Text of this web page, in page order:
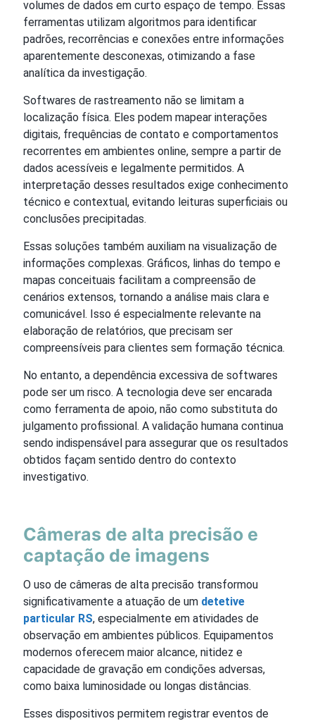
volumes de dados em curto espaço de tempo. Essas
ferramentas utilizam algoritmos para identificar
padrões, recorrências e conexões entre informações
aparentemente desconexas, otimizando a fase
analítica da investigação.
Softwares de rastreamento não se limitam a
localização física. Eles podem mapear interações
digitais, frequências de contato e comportamentos
recorrentes em ambientes online, sempre a partir de
dados acessíveis e legalmente permitidos. A
interpretação desses resultados exige conhecimento
técnico e contextual, evitando leituras superficiais ou
conclusões precipitadas.
Essas soluções também auxiliam na visualização de
informações complexas. Gráficos, linhas do tempo e
mapas conceituais facilitam a compreensão de
cenários extensos, tornando a análise mais clara e
comunicável. Isso é especialmente relevante na
elaboração de relatórios, que precisam ser
compreensíveis para clientes sem formação técnica.
No entanto, a dependência excessiva de softwares
pode ser um risco. A tecnologia deve ser encarada
como ferramenta de apoio, não como substituta do
julgamento profissional. A validação humana continua
sendo indispensável para assegurar que os resultados
obtidos façam sentido dentro do contexto
investigativo.
Câmeras de alta precisão e
captação de imagens
O uso de câmeras de alta precisão transformou
significativamente a atuação de um detetive
particular RS, especialmente em atividades de
observação em ambientes públicos. Equipamentos
modernos oferecem maior alcance, nitidez e
capacidade de gravação em condições adversas,
como baixa luminosidade ou longas distâncias.
Esses dispositivos permitem registrar eventos de